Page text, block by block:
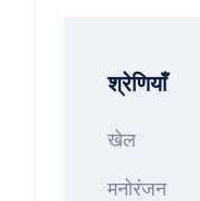
श्रेणियाँ
खेल
मनोरंजन